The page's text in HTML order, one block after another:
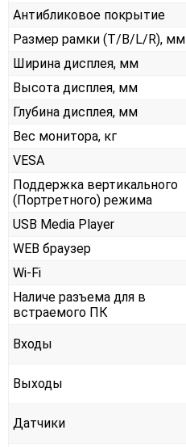
Антибликовое покрытие
Размер рамки (T/B/L/R), мм
Ширина дисплея, мм
Высота дисплея, мм
Глубина дисплея, мм
Вес монитора, кг
VESA
Поддержка вертикального
(Портретного) режима
USB Media Player
WEB браузер
Wi-Fi
Наличе разъема для в
встраемого ПК
Входы
Выходы
Датчики